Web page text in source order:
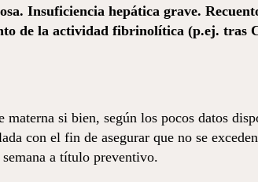
Insuficiencia hepática grave.
de la actividad fibrinolítica (p.ej. tras
si bien, según los pocos datos
con el fin de asegurar que no se
a título preventivo.